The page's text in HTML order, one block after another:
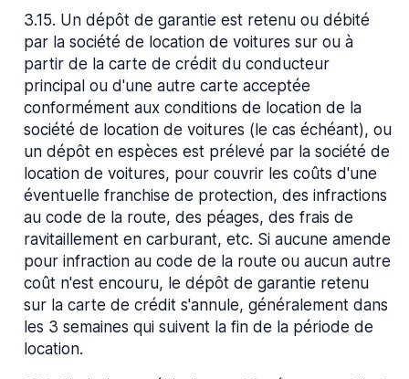
3.15. Un dépôt de garantie est retenu ou débité
par la société de location de voitures sur ou à
partir de la carte de crédit du conducteur
principal ou d'une autre carte acceptée
conformément aux conditions de location de la
société de location de voitures (le cas échéant), ou
un dépôt en espèces est prélevé par la société de
location de voitures, pour couvrir les coûts d'une
éventuelle franchise de protection, des infractions
au code de la route, des péages, des frais de
ravitaillement en carburant, etc. Si aucune amende
pour infraction au code de la route ou aucun autre
coût n'est encouru, le dépôt de garantie retenu
sur la carte de crédit s'annule, généralement dans
les 3 semaines qui suivent la fin de la période de
location.